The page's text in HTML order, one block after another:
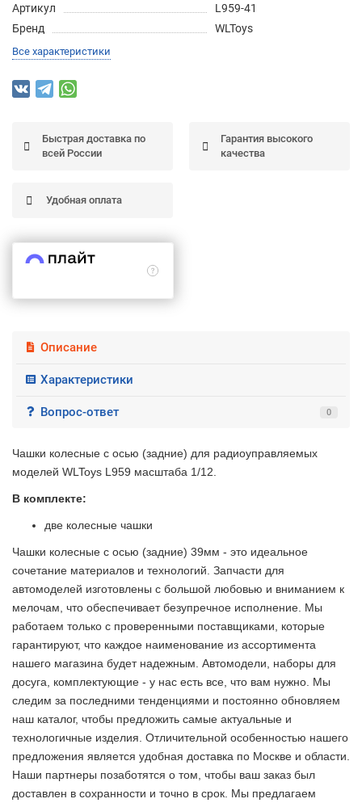
Артикул
L959-41
Бренд
WLToys
Все характеристики
Быстрая доставка по
всей России
Гарантия высокого
качества
Удобная оплата
Описание
Характеристики
Вопрос-ответ 0
Чашки колесные с осью (задние) для радиоуправляемых
моделей WLToys L959 масштаба 1/12.
В комплекте:
две колесные чашки
Чашки колесные с осью (задние) 39мм - это идеальное
сочетание материалов и технологий. Запчасти для
автомоделей изготовлены с большой любовью и вниманием к
мелочам, что обеспечивает безупречное исполнение. Мы
работаем только с проверенными поставщиками, которые
гарантируют, что каждое наименование из ассортимента
нашего магазина будет надежным. Автомодели, наборы для
досуга, комплектующие - у нас есть все, что вам нужно. Мы
следим за последними тенденциями и постоянно обновляем
наш каталог, чтобы предложить самые актуальные и
технологичные изделия. Отличительной особенностью нашего
предложения является удобная доставка по Москве и области.
Наши партнеры позаботятся о том, чтобы ваш заказ был
доставлен в сохранности и точно в срок. Мы предлагаем
Подробнее
75
6
2 недели
8 (800) 100-05 85